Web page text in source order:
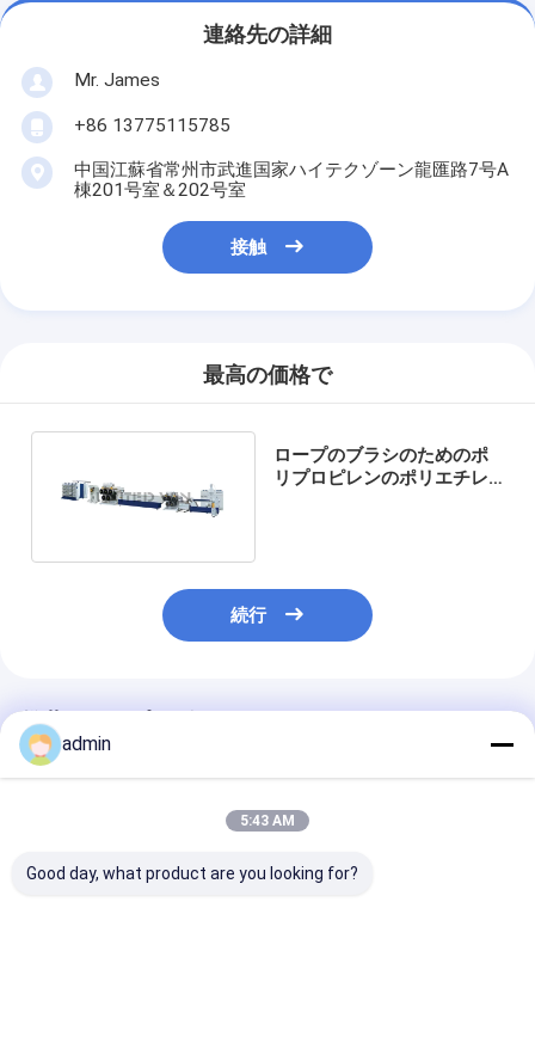
連絡先の詳細
Mr. James
+86 13775115785
中国江蘇省常州市武進国家ハイテクゾーン龍匯路7号A
棟201号室＆202号室
接触
最高の価格で
ロープのブラシのためのポ
リプロピレンのポリエチレ
続行
推薦されたプロダクト
admin
5:43 AM
Good day, what product are you looking for?